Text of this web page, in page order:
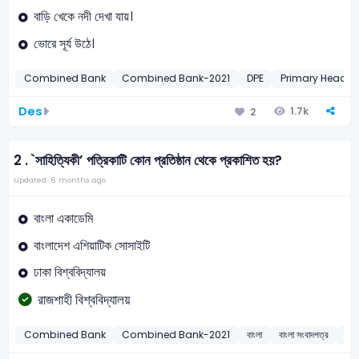
বাড়ি খেকে নদী দেখা যায়।
ভোরে সূর্য উঠে।
Combined Bank Combined Bank-2021 DPE Primary Head
Des 2 1.7k
2 .`সাহিত্যিকী’ পত্রিকাটি কোন প্রতিষ্ঠান থেকে প্রকাশিত হয়?
Updated: 6 months ago
বাংলা একাডেমি
বাংলাদেশ এশিয়াটিক সোসাইটি
ঢাকা বিশ্ববিদ্যালয়
রাজশাহী বিশ্ববিদ্যালয়
Combined Bank Combined Bank-2021 বাংলা বাংলা সংবাদপত্র